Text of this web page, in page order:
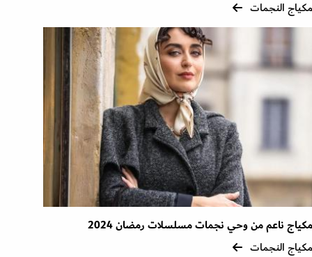
مكياج النجمات
مكياج ناعم من وحي نجمات مسلسلات رمضان 2024
مكياج النجمات